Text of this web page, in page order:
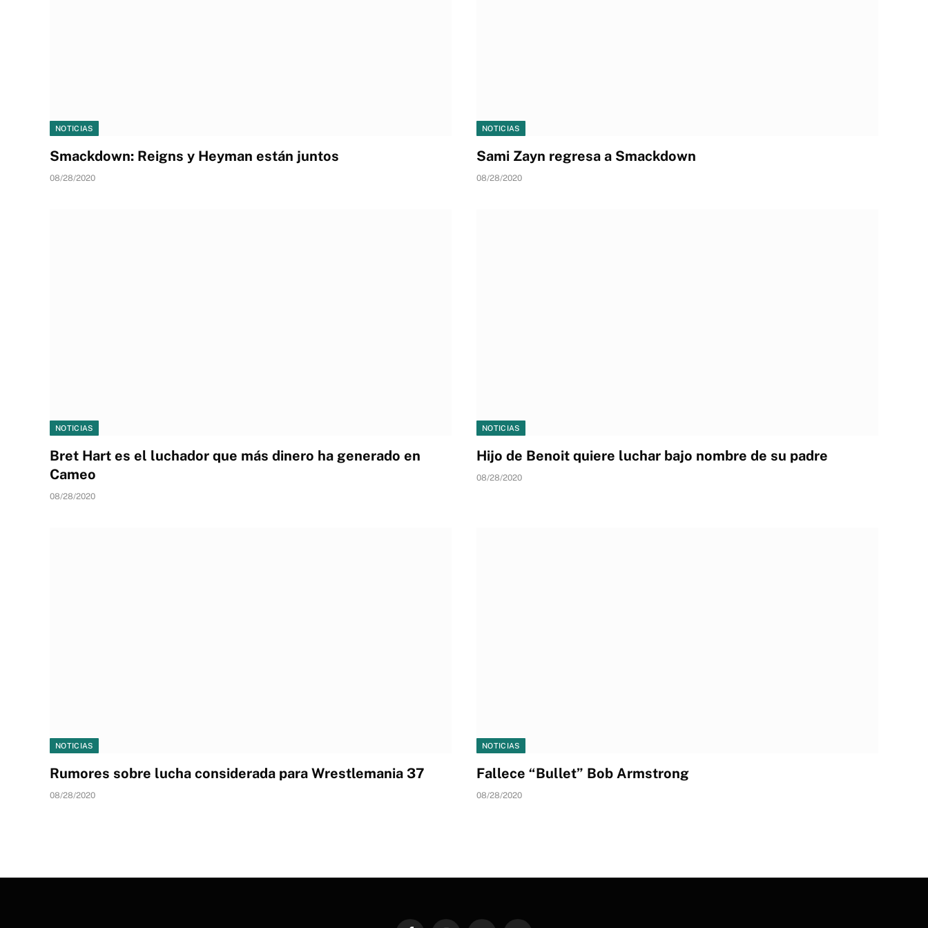
NOTICIAS
Smackdown: Reigns y Heyman están juntos
08/28/2020
NOTICIAS
Sami Zayn regresa a Smackdown
08/28/2020
NOTICIAS
Bret Hart es el luchador que más dinero ha generado en
Cameo
08/28/2020
NOTICIAS
Hijo de Benoit quiere luchar bajo nombre de su padre
08/28/2020
NOTICIAS
Rumores sobre lucha considerada para Wrestlemania 37
08/28/2020
NOTICIAS
Fallece “Bullet” Bob Armstrong
08/28/2020